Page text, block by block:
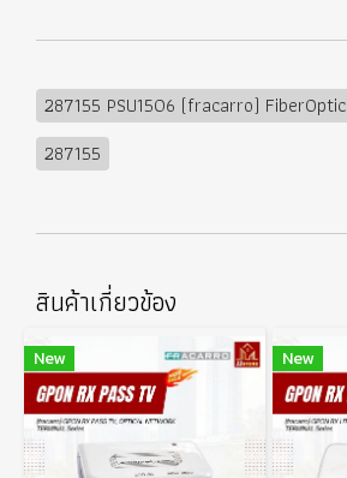
287155 PSU1506 (fracarro) FiberOptic
287155
สินค้าเกี่ยวข้อง
New New